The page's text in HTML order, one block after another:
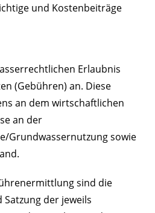
und Kostenbeiträge
Erlaubnis
(Gebühren) an. Diese
an dem wirtschaftlichen
an der
Grundwassernutzung sowie
sind die
der jeweils